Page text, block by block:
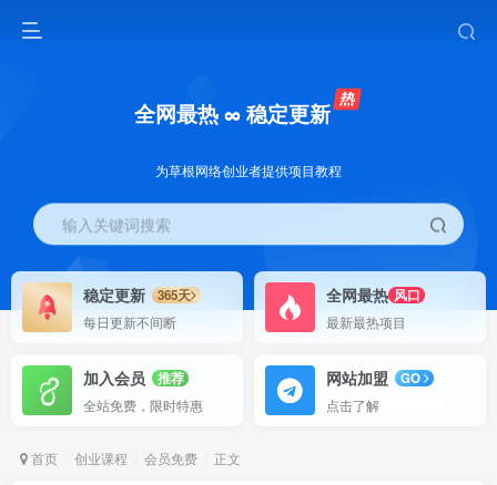
全网最热 ∞ 稳定更新
为草根网络创业者提供项目教程
输入关键词搜索
稳定更新
365天
每日更新不间断
全网最热 风口
最新最热项目
加入会员
推荐
全站免费，限时特惠
网站加盟
GO
点击了解
首页 创业课程 会员免费 正文